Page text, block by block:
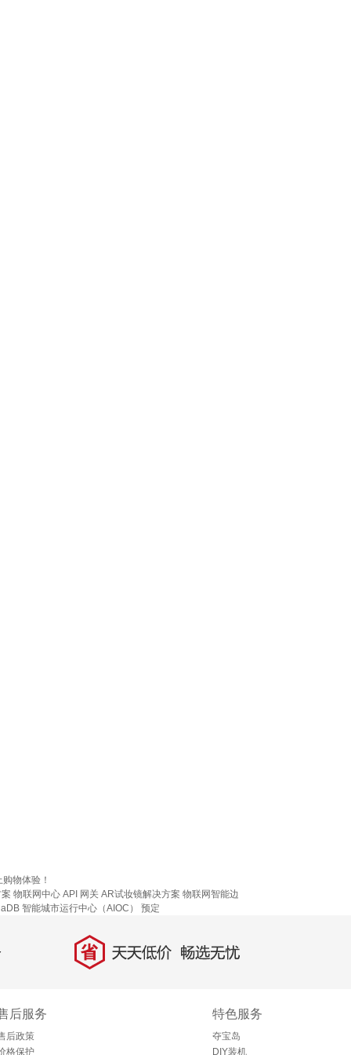
物体验！
物联网中心 API 网关 AR试妆镜解决方案 物联网智能边
智能城市运行中心（AIOC） 预定
省 天天低价，畅选无忧
后服务
后政策
格保护
特色服务
夺宝岛
DIY装机